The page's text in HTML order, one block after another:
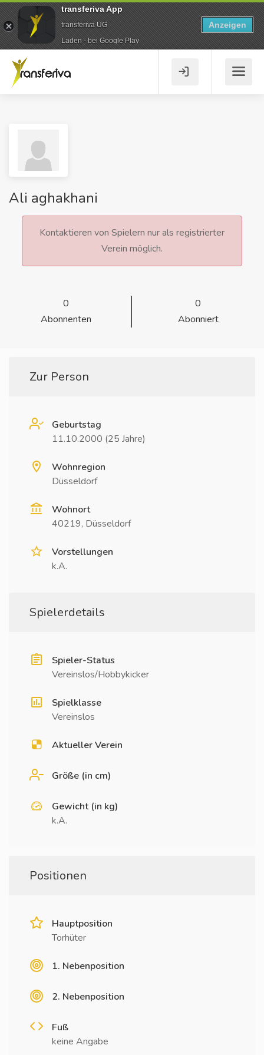
Ali aghakhani
Kontaktieren von Spielern nur als registrierter
Verein möglich.
0
Abonnenten
0
Abonniert
Zur Person
Geburtstag
11.10.2000 (25 Jahre)
Wohnregion
Düsseldorf
Wohnort
40219, Düsseldorf
Vorstellungen
k.A.
Spielerdetails
Spieler-Status
Vereinslos/Hobbykicker
Spielklasse
Vereinslos
Aktueller Verein
Größe (in cm)
Gewicht (in kg)
k.A.
Positionen
Hauptposition
Torhüter
1. Nebenposition
2. Nebenposition
Fuß
keine Angabe
transferiva App
transferiva UG
Laden - bei Google Play
Anzeigen